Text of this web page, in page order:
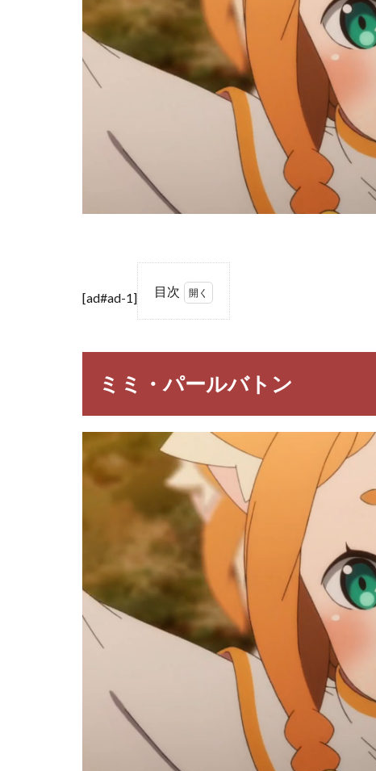
[ad#ad-1] 目次
ミ・
ルバ
【Re:
ロ】
ミ・
の名
名セ
リフ
登
ミミ・パールバトン